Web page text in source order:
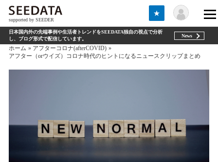
supported by SEEDER
★
日本国内外の先端事例や生活者トレンドをSEEDATA独自の視点で分析
し、ブログ形式で配信しています。
News
ホーム
アフターコロナ(afterCOVID)
アフター（orウイズ）コロナ時代のヒントになるニュースクリップまとめ